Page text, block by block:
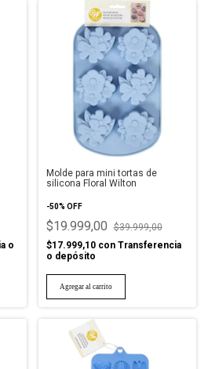
o
Molde para mini tortas de
silicona Floral Wilton
-50% OFF
$19.999,00
$39.999,00
$17.999,10 con Transferencia
o depósito